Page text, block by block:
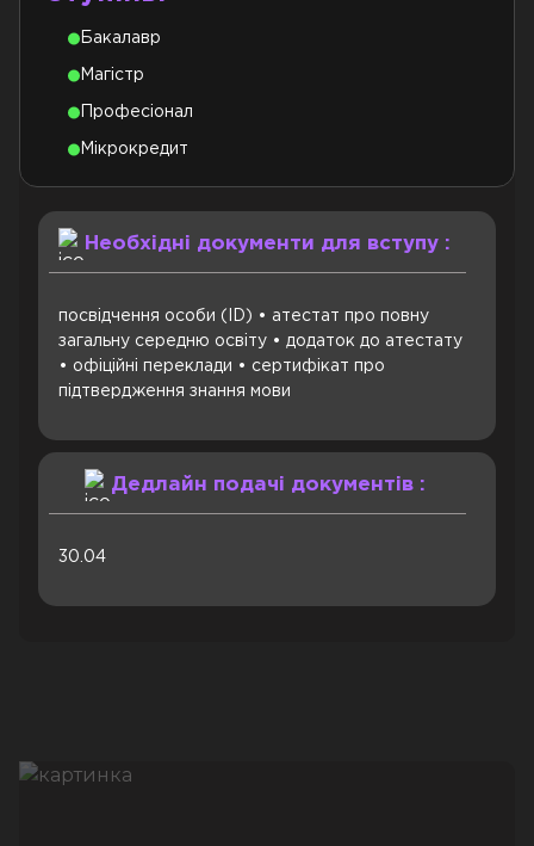
Бакалавр
Магістр
Професіонал
Mікрокредит
Необхідні документи для вступу :
посвідчення особи (ID) • атестат про повну
загальну середню освіту • додаток до атестату
• офіційні переклади • сертифікат про
підтвердження знання мови
Дедлайн подачі документів :
30.04